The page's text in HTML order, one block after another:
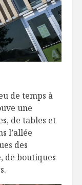
de temps à
une
de tables et
l’allée
des
de boutiques